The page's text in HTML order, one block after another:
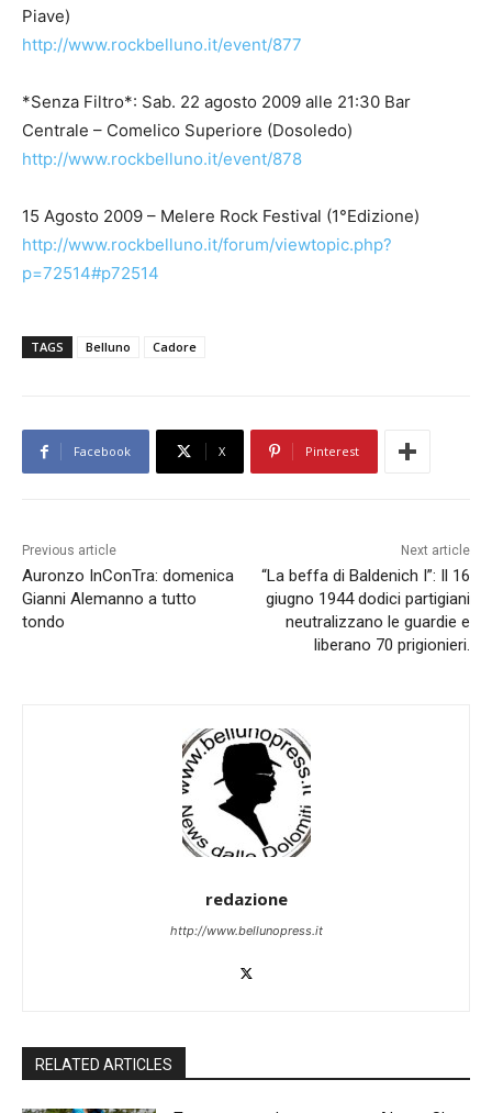
Piave)
http://www.rockbelluno.it/event/877
*Senza Filtro*: Sab. 22 agosto 2009 alle 21:30 Bar
Centrale – Comelico Superiore (Dosoledo)
http://www.rockbelluno.it/event/878
15 Agosto 2009 – Melere Rock Festival (1°Edizione)
http://www.rockbelluno.it/forum/viewtopic.php?
p=72514#p72514
TAGS Belluno Cadore
Facebook X Pinterest
Previous article
Auronzo InConTra: domenica
Gianni Alemanno a tutto
tondo
Next article
“La beffa di Baldenich I”: Il 16
giugno 1944 dodici partigiani
neutralizzano le guardie e
liberano 70 prigionieri.
redazione
http://www.bellunopress.it
RELATED ARTICLES